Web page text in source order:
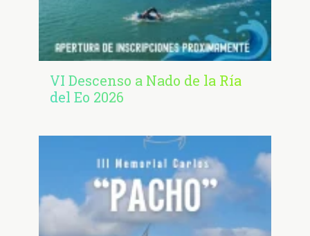
VI Descenso a Nado de la Ría
del Eo 2026